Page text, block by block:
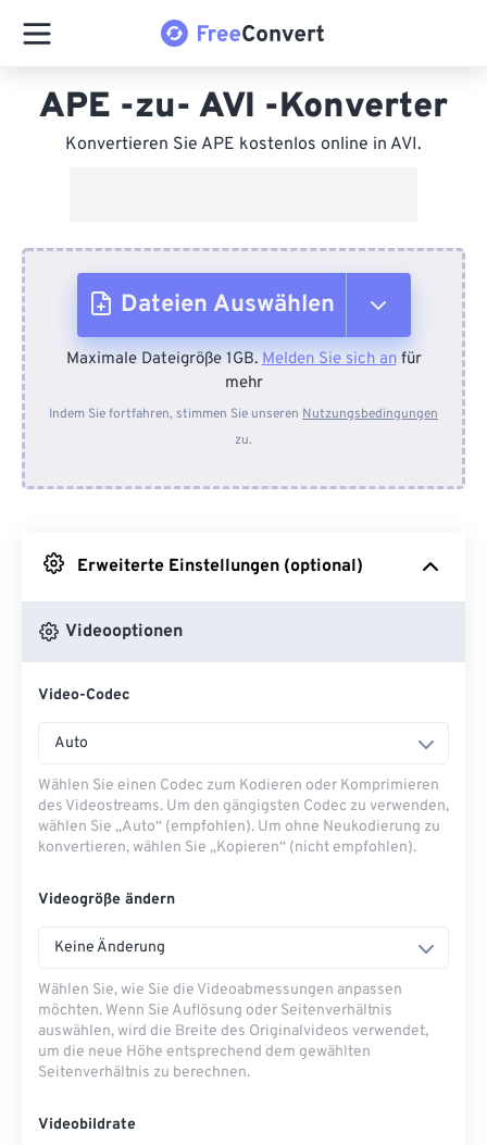
APE -zu- AVI -Konverter
Konvertieren Sie APE kostenlos online in AVI.
Dateien Auswählen
Vom Gerät
Von Dropbox
Maximale Dateigröße 1GB.Melden Sie sich anfür
mehr
Indem Sie fortfahren, stimmen Sie unseren Nutzungsbedingungen
zu.
Erweiterte Einstellungen (optional)
Videooptionen
Video-Codec
Auto
Wählen Sie einen Codec zum Kodieren oder Komprimieren
des Videostreams. Um den gängigsten Codec zu verwenden,
wählen Sie „Auto“ (empfohlen). Um ohne Neukodierung zu
konvertieren, wählen Sie „Kopieren“ (nicht empfohlen).
Videogröße ändern
Keine Änderung
Wählen Sie, wie Sie die Videoabmessungen anpassen
möchten. Wenn Sie Auflösung oder Seitenverhältnis
auswählen, wird die Breite des Originalvideos verwendet,
um die neue Höhe entsprechend dem gewählten
Seitenverhältnis zu berechnen.
Videobildrate